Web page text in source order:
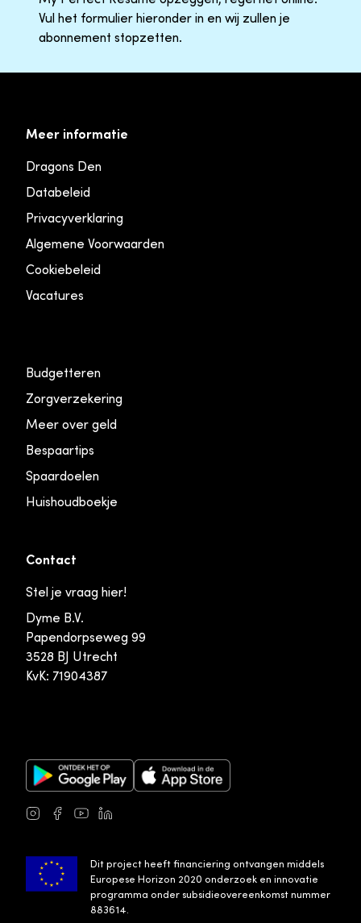
Vul het formulier hieronder in en wij zullen je
abonnement stopzetten.
Meer informatie
Dragons Den
Databeleid
Privacyverklaring
Algemene Voorwaarden
Cookiebeleid
Vacatures
Budgetteren
Zorgverzekering
Meer over geld
Bespaartips
Spaardoelen
Huishoudboekje
Contact
Stel je vraag hier!
Dyme B.V.
Papendorpseweg 99
3528 BJ Utrecht
KvK: 71904387
Google Play Store Apple App Store
Instagram
Facebook
YoutubeLinkedIn
Dit project heeft financiering ontvangen middels
Europese Horizon 2020 onderzoek en innovatie
programma onder subsidieovereenkomst nummer
883614.